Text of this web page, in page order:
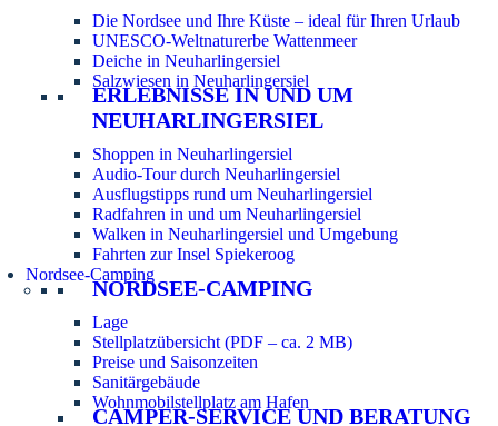
Die Nordsee und Ihre Küste – ideal für Ihren Urlaub
UNESCO-Weltnaturerbe Wattenmeer
Deiche in Neuharlingersiel
Salzwiesen in Neuharlingersiel
ERLEBNISSE IN UND UM
NEUHARLINGERSIEL
Shoppen in Neuharlingersiel
Audio-Tour durch Neuharlingersiel
Ausflugstipps rund um Neuharlingersiel
Radfahren in und um Neuharlingersiel
Walken in Neuharlingersiel und Umgebung
Fahrten zur Insel Spiekeroog
Nordsee-Camping
NORDSEE-CAMPING
Lage
Stellplatzübersicht (PDF – ca. 2 MB)
Preise und Saisonzeiten
Sanitärgebäude
Wohnmobilstellplatz am Hafen
CAMPER-SERVICE UND BERATUNG